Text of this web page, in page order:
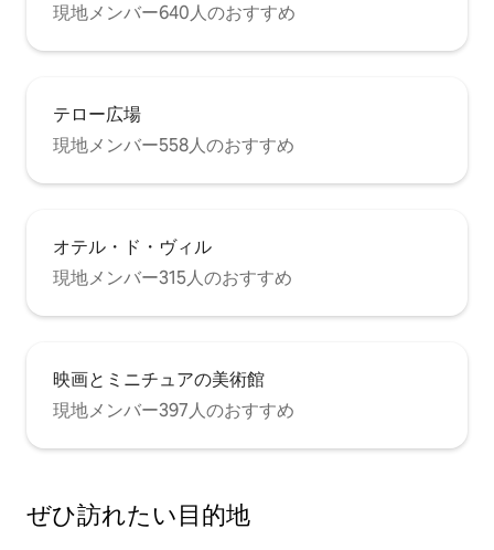
現地メンバー640人のおすすめ
テロー広場
現地メンバー558人のおすすめ
オテル・ド・ヴィル
現地メンバー315人のおすすめ
映画とミニチュアの美術館
現地メンバー397人のおすすめ
ぜひ訪⁠れ⁠た⁠い目⁠的⁠地